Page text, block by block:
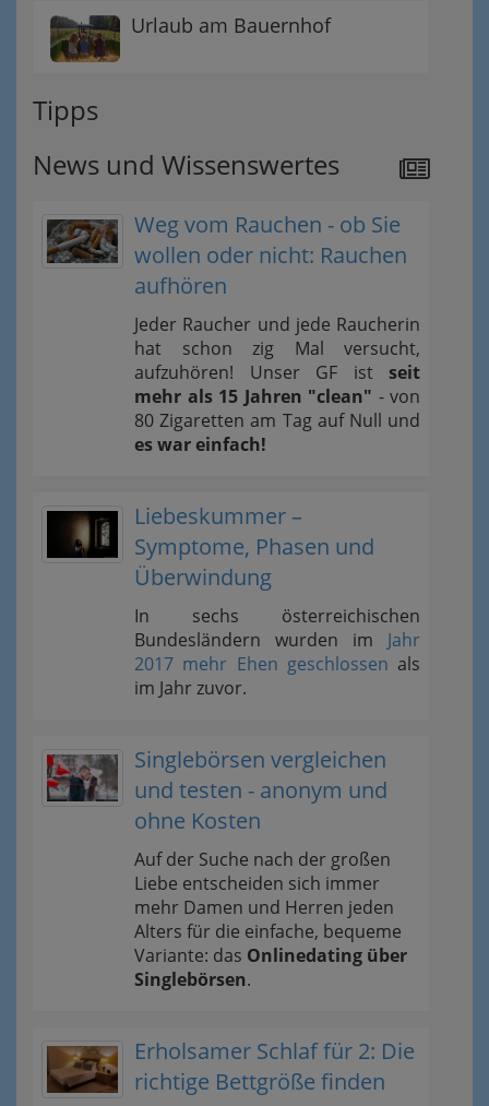
Urlaub am Bauernhof
Tipps
News und Wissenswertes
Weg vom Rauchen - ob Sie
wollen oder nicht: Rauchen
aufhören
Jeder Raucher und jede Raucherin
hat schon zig Mal versucht,
aufzuhören! Unser GF ist seit
mehr als 15 Jahren "clean" - von
80 Zigaretten am Tag auf Null und
es war einfach!
Liebeskummer –
Symptome, Phasen und
Überwindung
In sechs österreichischen
Bundesländern wurden im Jahr
2017 mehr Ehen geschlossen als
im Jahr zuvor.
Singlebörsen vergleichen
und testen - anonym und
ohne Kosten
Auf der Suche nach der großen
Liebe entscheiden sich immer
mehr Damen und Herren jeden
Alters für die einfache, bequeme
Variante: das Onlinedating über
Singlebörsen.
Erholsamer Schlaf für 2: Die
richtige Bettgröße finden